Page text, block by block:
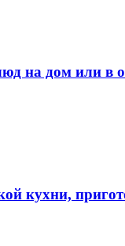
на дом или в
кухни,